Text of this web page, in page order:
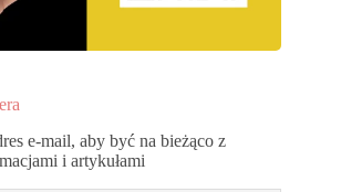
e-mail, aby być na bieżąco z
i artykułami